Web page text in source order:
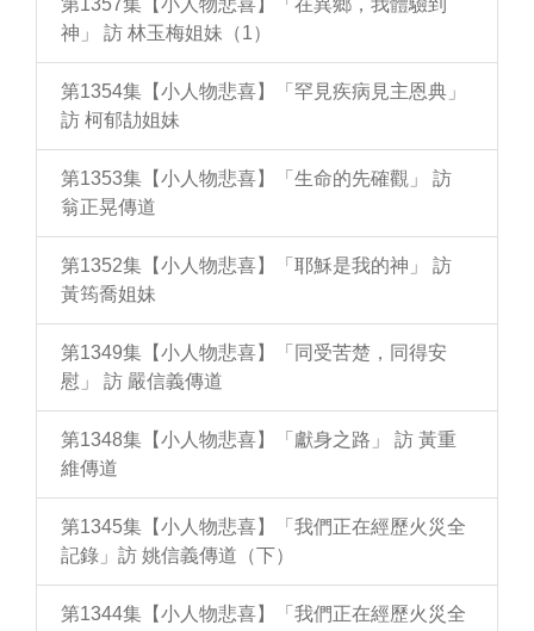
第1357集【小人物悲喜】「在異鄉，我體驗到
神」 訪 林玉梅姐妹（1）
第1354集【小人物悲喜】「罕見疾病見主恩典」
訪 柯郁劼姐妹
第1353集【小人物悲喜】「生命的先確觀」 訪
翁正晃傳道
第1352集【小人物悲喜】「耶穌是我的神」 訪
黃筠喬姐妹
第1349集【小人物悲喜】「同受苦楚，同得安
慰」 訪 嚴信義傳道
第1348集【小人物悲喜】「獻身之路」 訪 黃重
維傳道
第1345集【小人物悲喜】「我們正在經歷火災全
記錄」訪 姚信義傳道（下）
第1344集【小人物悲喜】「我們正在經歷火災全